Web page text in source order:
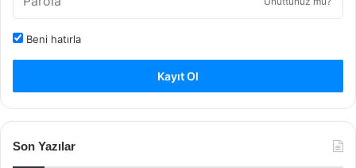
Beni hatırla
Kayıt Ol
Son Yazılar